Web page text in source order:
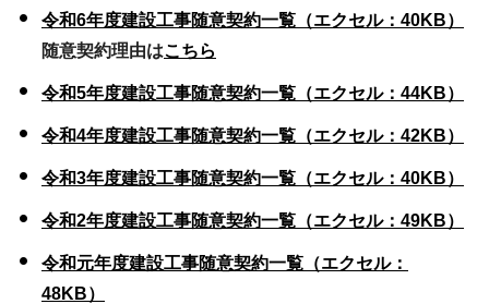
令和6年度建設工事随意契約一覧（エクセル：40KB）
随意契約理由はこちら
令和5年度建設工事随意契約一覧（エクセル：44KB）
令和4年度建設工事随意契約一覧（エクセル：42KB）
令和3年度建設工事随意契約一覧（エクセル：40KB）
令和2年度建設工事随意契約一覧（エクセル：49KB）
令和元年度建設工事随意契約一覧（エクセル：
48KB）